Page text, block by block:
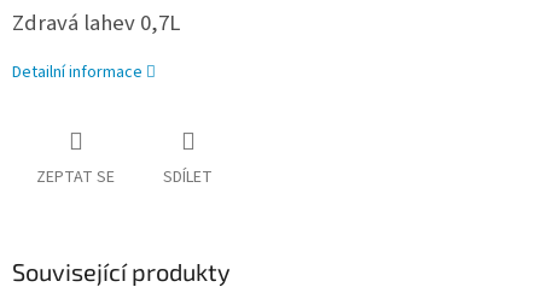
Zdravá lahev 0,7L
Detailní informace
ZEPTAT SE SDÍLET
Související produkty